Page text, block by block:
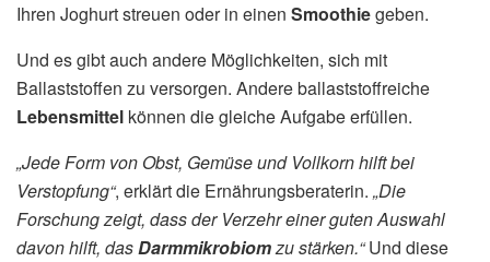
Ihren Joghurt streuen oder in einen Smoothiegeben.
Und es gibt auch andere Möglichkeiten, sich mit
Ballaststoffen zu versorgen. Andere ballaststoffreiche
Lebensmittel können die gleiche Aufgabe erfüllen.
„Jede Form von Obst, Gemüse und Vollkorn hilft bei
Verstopfung“, erklärt die Ernährungsberaterin. „Die
Forschung zeigt, dass der Verzehr einer guten Auswahl
davon hilft, dasDarmmikrobiomzu stärken.“Und diese